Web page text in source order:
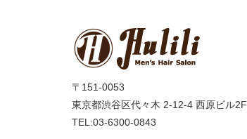
〒151-0053
東京都渋谷区代々木 2-12-4 西原ビル2F
TEL:03-6300-0843